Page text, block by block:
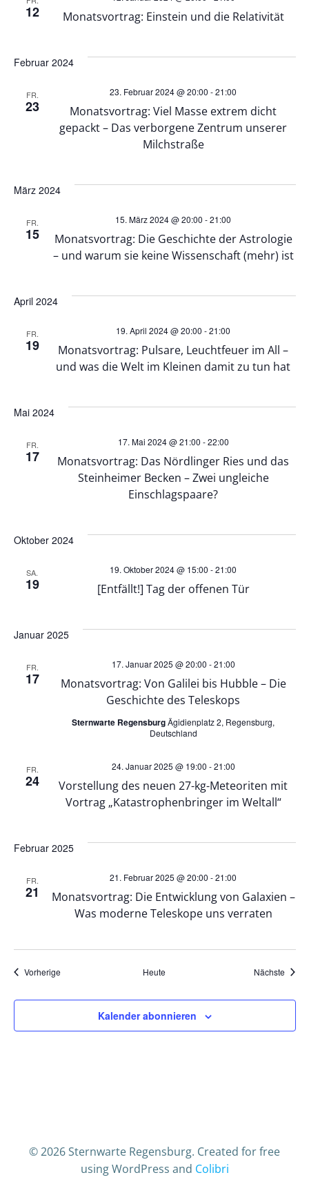
g
S
u
c
e
n
d
A
n
i
h
n
,
v
i
g
t
i
o
n
n
e
n
-
a
g
i
12 Monatsvortrag: Einstein und die Relativität
Februar 2024
FR.
23
Monatsvortrag: Viel Masse extrem dicht
gepackt – Das verborgene Zentrum unserer
Milchstraße
23. Februar 2024 @ 20:00 -21:00
März 2024
FR.
15
Monatsvortrag: Die Geschichte der Astrologie
– und warum sie keine Wissenschaft (mehr) ist
15. März 2024 @ 20:00 -21:00
April 2024
FR.
19
Monatsvortrag: Pulsare, Leuchtfeuer im All –
und was die Welt im Kleinen damit zu tun hat
19. April 2024 @ 20:00 -21:00
Mai 2024
FR.
17
Monatsvortrag: Das Nördlinger Ries und das
Steinheimer Becken – Zwei ungleiche
Einschlagspaare?
17. Mai 2024 @ 21:00 -22:00
Oktober 2024
SA.
19 [Entfällt!] Tag der offenen Tür
19. Oktober 2024 @ 15:00 -21:00
Januar 2025
FR.
17
Monatsvortrag: Von Galilei bis Hubble – Die
Geschichte des Teleskops
17. Januar 2025 @ 20:00 -21:00
Sternwarte RegensburgÄgidienplatz 2, Regensburg,
Deutschland
FR.
24
Vorstellung des neuen 27-kg-Meteoriten mit
Vortrag „Katastrophenbringer im Weltall“
24. Januar 2025 @ 19:00 -21:00
Februar 2025
FR.
21
Monatsvortrag: Die Entwicklung von Galaxien –
Was moderne Teleskope uns verraten
21. Februar 2025 @ 20:00 -21:00
VorherigeVeranstaltungen Heute Nächste
Kalender abonnieren
© 2026 Sternwarte Regensburg. Created for free
using WordPress and Colibri